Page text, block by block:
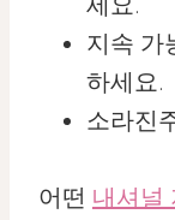
지속 가
하세요.
소라진
어떤 내셔널